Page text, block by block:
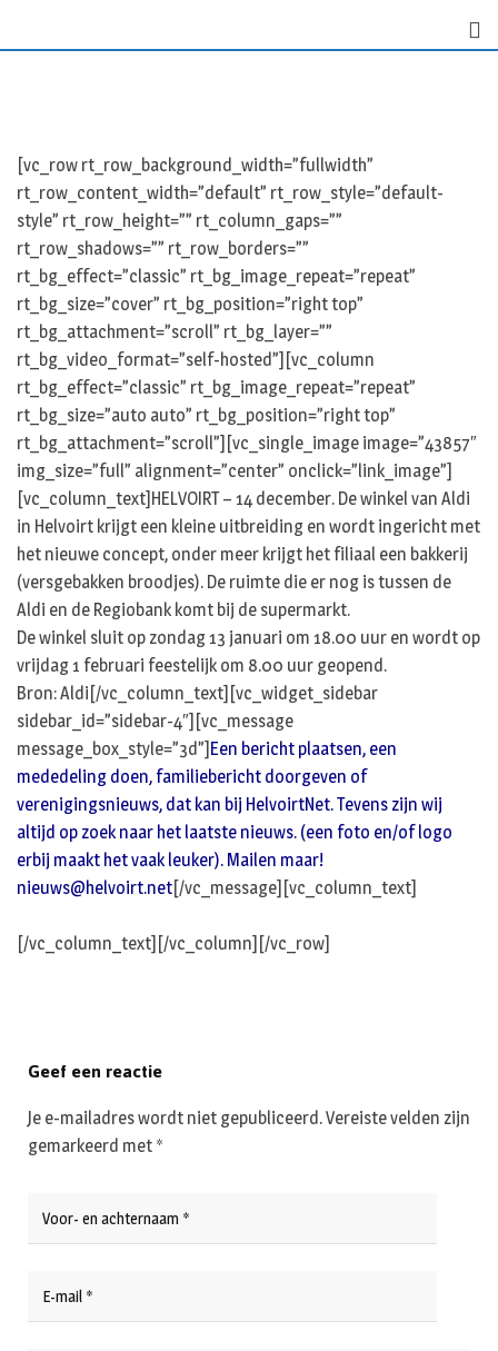
[vc_row rt_row_background_width=”fullwidth”
rt_row_content_width=”default” rt_row_style=”default-
style” rt_row_height=”” rt_column_gaps=””
rt_row_shadows=”” rt_row_borders=””
rt_bg_effect=”classic” rt_bg_image_repeat=”repeat”
rt_bg_size=”cover” rt_bg_position=”right top”
rt_bg_attachment=”scroll” rt_bg_layer=””
rt_bg_video_format=”self-hosted”][vc_column
rt_bg_effect=”classic” rt_bg_image_repeat=”repeat”
rt_bg_size=”auto auto” rt_bg_position=”right top”
rt_bg_attachment=”scroll”][vc_single_image image=”43857″
img_size=”full” alignment=”center” onclick=”link_image”]
[vc_column_text]HELVOIRT – 14 december. De winkel van Aldi
in Helvoirt krijgt een kleine uitbreiding en wordt ingericht met
het nieuwe concept, onder meer krijgt het filiaal een bakkerij
(versgebakken broodjes). De ruimte die er nog is tussen de
Aldi en de Regiobank komt bij de supermarkt.
De winkel sluit op zondag 13 januari om 18.00 uur en wordt op
vrijdag 1 februari feestelijk om 8.00 uur geopend.
Bron: Aldi[/vc_column_text][vc_widget_sidebar
sidebar_id=”sidebar-4″][vc_message
message_box_style=”3d”] Een bericht plaatsen, een
mededeling doen, familiebericht doorgeven of
verenigingsnieuws, dat kan bij HelvoirtNet. Tevens zijn wij
altijd op zoek naar het laatste nieuws. (een foto en/of logo
erbij maakt het vaak leuker). Mailen maar!
nieuws@helvoirt.net[/vc_message][vc_column_text]
[/vc_column_text][/vc_column][/vc_row]
Geef een reactie
Je e-mailadres wordt niet gepubliceerd.Vereiste velden zijn
gemarkeerd met *